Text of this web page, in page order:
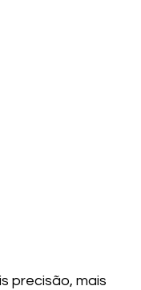
precisão, mais